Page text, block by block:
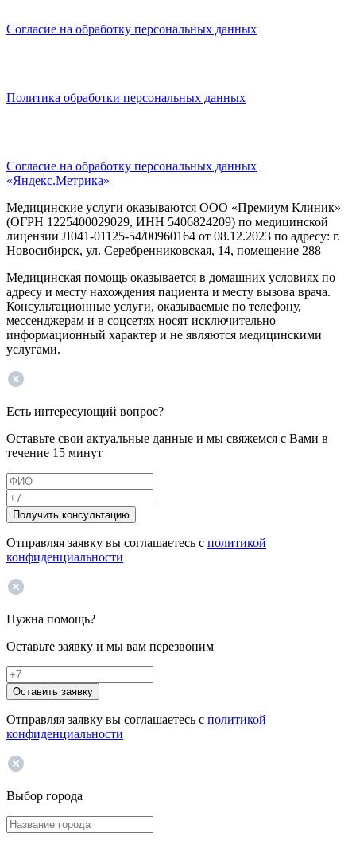
Согласие на обработку персональных данных
Политика обработки персональных данных
Согласие на обработку персональных данных
«Яндекс.Метрика»
Медицинские услуги оказываются ООО «Премиум Клиник»
(ОГРН 1225400029029, ИНН 5406824209) по медицинской
лицензии Л041-01125-54/00960164 от 08.12.2023 по адресу: г.
Новосибирск, ул. Серебренниковская, 14, помещение 288
Медицинская помощь оказывается в домашних условиях по
адресу и месту нахождения пациента и месту вызова врача.
Консультационные услуги, оказываемые по телефону,
мессенджерам и в соцсетях носят исключительно
информационный характер и не являются медицинскими
услугами.
Есть интересующий вопрос?
Оставьте свои актуальные данные и мы свяжемся с Вами в
течение 15 минут
Получить консультацию
Отправляя заявку вы соглашаетесь с политикой
конфиденциальности
Нужна помощь?
Оставьте заявку и мы вам перезвоним
Оставить заявку
Отправляя заявку вы соглашаетесь с политикой
конфиденциальности
Выбор города